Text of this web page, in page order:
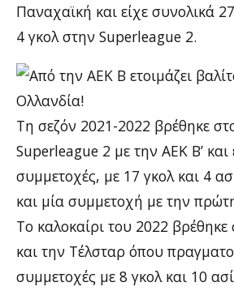
Παναχαϊκή και είχε συνολικά
4 γκολ στην Superleague 2.
Τη σεζόν 2021-2022 βρέθηκε
Superleague 2 με την ΑΕΚ Β’ και
συμμετοχές, με 17 γκολ και 4
και μία συμμετοχή με την
Το καλοκαίρι του 2022
και την Τέλσταρ όπου
συμμετοχές με 8 γκολ και 10